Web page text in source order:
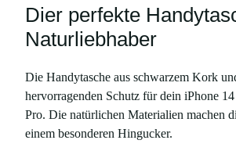
s
h
w
a
r
Dier perfekte
Naturliebhaber
Die Handytasche aus schwarzem Kork
hervorragenden Schutz für dein iPhone
Pro. Die natürlichen Materialien machen
einem besonderen Hingucker.